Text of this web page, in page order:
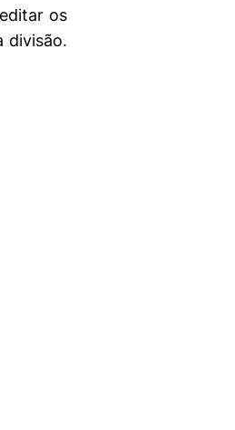
os
divisão.